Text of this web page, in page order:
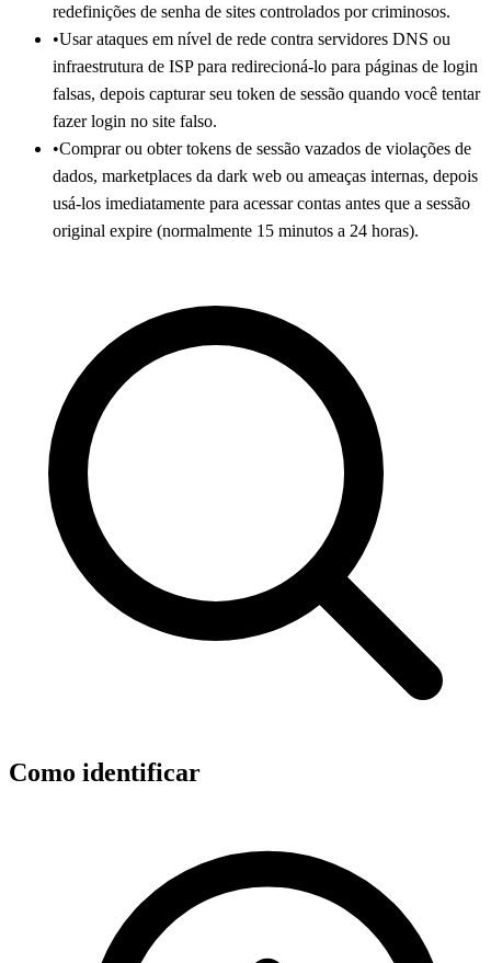
redefinições de senha de sites controlados por criminosos.
•Usar ataques em nível de rede contra servidores DNS ou
infraestrutura de ISP para redirecioná-lo para páginas de login
falsas, depois capturar seu token de sessão quando você tentar
fazer login no site falso.
•Comprar ou obter tokens de sessão vazados de violações de
dados, marketplaces da dark web ou ameaças internas, depois
usá-los imediatamente para acessar contas antes que a sessão
original expire (normalmente 15 minutos a 24 horas).
Como identificar